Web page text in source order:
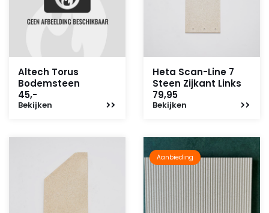
Altech Torus
Bodemsteen
45,-
Bekijken
Heta Scan-Line 7
Steen Zijkant Links
79,95
Bekijken
Aanbieding